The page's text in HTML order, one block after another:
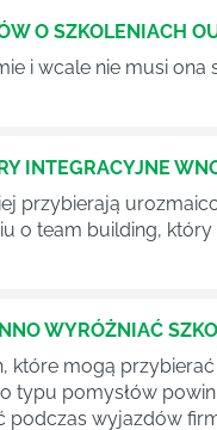
O SZKOLENIACH
i wcale nie musi
INTEGRACYJNE
przybierają
o team building,
WYRÓŻNIAĆ
które mogą
typu pomysłów
podczas wyjazdów